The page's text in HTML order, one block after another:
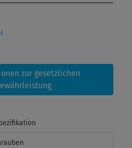
zur gesetzlichen